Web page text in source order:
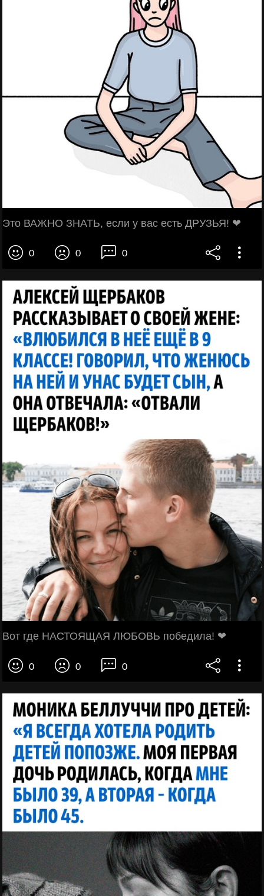
Это ВАЖНО ЗНАТЬ, если у вас есть ДРУЗЬЯ! ❤
0 0 0
Вот где НАСТОЯЩАЯ ЛЮБОВЬ победила! ❤
0 0 0